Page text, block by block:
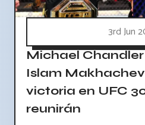
3rd Jun
Michael
Islam
victoria en UFC
reunirán